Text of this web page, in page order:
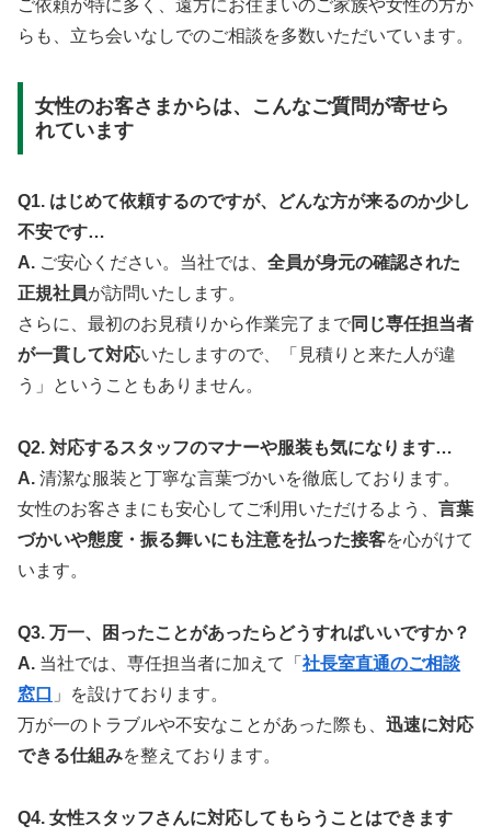
ご依頼が特に多く、遠方にお住まいのご家族や女性の方か
らも、立ち会いなしでのご相談を多数いただいています。
女性のお客さまからは、こんなご質問が寄せら
れています
Q1. はじめて依頼するのですが、どんな方が来るのか少し
不安です…
A. ご安心ください。当社では、 全員が身元の確認された
正規社員が訪問いたします。
さらに、最初のお見積りから作業完了まで同じ専任担当者
が一貫して対応いたしますので、「見積りと来た人が違
う」ということもありません。
Q2. 対応するスタッフのマナーや服装も気になります…
A. 清潔な服装と丁寧な言葉づかいを徹底しております。
女性のお客さまにも安心してご利用いただけるよう、 言葉
づかいや態度・振る舞いにも注意を払った接客を心がけて
います。
Q3. 万一、困ったことがあったらどうすればいいですか？
A. 当社では、専任担当者に加えて「 社長室直通のご相談
窓口 」を設けております。
万が一のトラブルや不安なことがあった際も、 迅速に対応
できる仕組みを整えております。
Q4. 女性スタッフさんに対応してもらうことはできます